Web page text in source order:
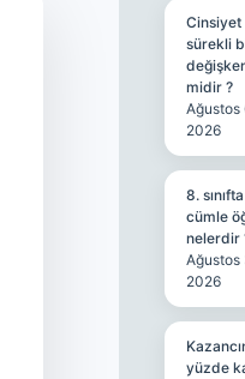
Cinsiyet
sürekli
midir ?
Ağustos
2026
8. sınıfta
cümle
nelerdir
Ağustos
2026
yüzde